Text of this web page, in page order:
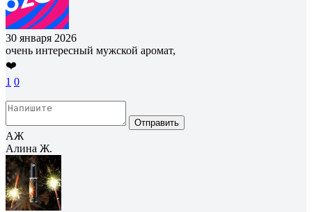
30 января 2026
очень интересный мужской аромат,
❤️
1 0
Отправить
АЖ
Алина Ж.